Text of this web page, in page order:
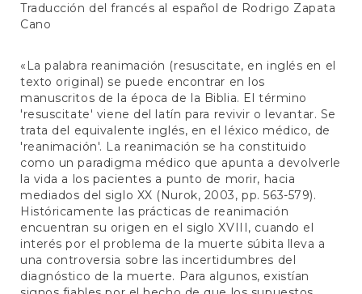
Traducción del francés al español de Rodrigo Zapata
Cano
«La palabra reanimación (resuscitate, en inglés en el
texto original) se puede encontrar en los
manuscritos de la época de la Biblia. El término
'resuscitate' viene del latín para revivir o levantar. Se
trata del equivalente inglés, en el léxico médico, de
'reanimación'. La reanimación se ha constituido
como un paradigma médico que apunta a devolverle
la vida a los pacientes a punto de morir, hacia
mediados del siglo XX (Nurok, 2003, pp. 563-579).
Históricamente las prácticas de reanimación
encuentran su origen en el siglo XVIII, cuando el
interés por el problema de la muerte súbita lleva a
una controversia sobre las incertidumbres del
diagnóstico de la muerte. Para algunos, existían